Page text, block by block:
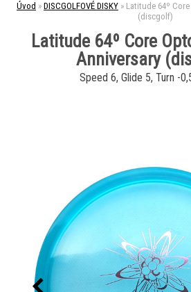
Úvod » DISCGOLFOVÉ DISKY » Latitude 64º
(discgolf)
Latitude 64º Core
Anniversary
Speed 6, Glide 5, Turn -